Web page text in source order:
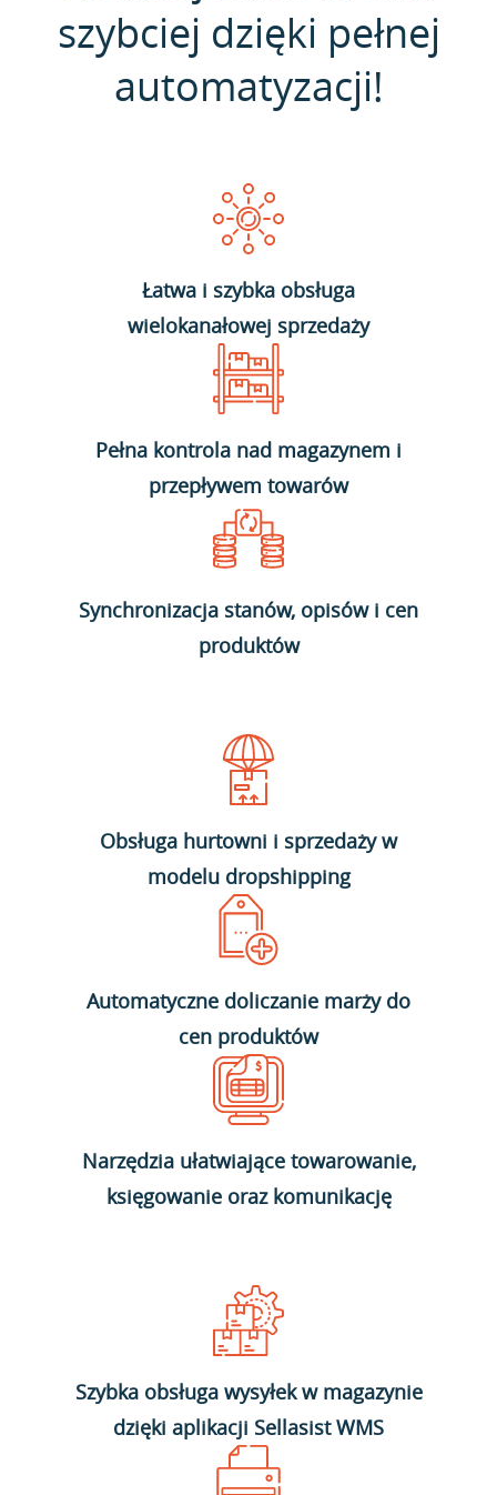
szybciej dzięki pełnej
automatyzacji!
Łatwa i szybka obsługa
wielokanałowej sprzedaży
Pełna kontrola nad magazynem i
przepływem towarów
Synchronizacja stanów, opisów i cen
produktów
Obsługa hurtowni i sprzedaży w
modelu dropshipping
Automatyczne doliczanie marży do
cen produktów
Narzędzia ułatwiające towarowanie,
księgowanie oraz komunikację
Szybka obsługa wysyłek w magazynie
dzięki aplikacji Sellasist WMS